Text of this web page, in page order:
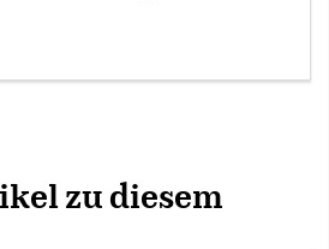
zu diesem